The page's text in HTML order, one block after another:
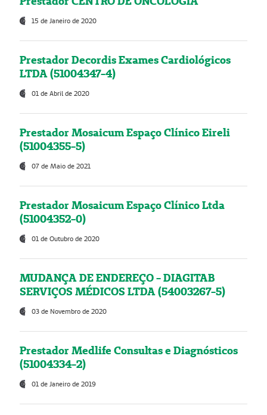
15 de Janeiro de 2020
Prestador Decordis Exames Cardiológicos
LTDA (51004347-4)
01 de Abril de 2020
Prestador Mosaicum Espaço Clínico Eireli
(51004355-5)
07 de Maio de 2021
Prestador Mosaicum Espaço Clínico Ltda
(51004352-0)
01 de Outubro de 2020
MUDANÇA DE ENDEREÇO - DIAGITAB
SERVIÇOS MÉDICOS LTDA (54003267-5)
03 de Novembro de 2020
Prestador Medlife Consultas e Diagnósticos
(51004334-2)
01 de Janeiro de 2019